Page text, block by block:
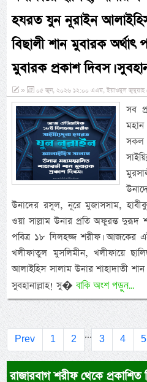
হযরত যুন নূরাইন
বিছালী শান মুবারক অর্থাৎ
মুবারক প্রকাশ দিবস।
» ০৫ জুন, ২০২৬ ১২:০০ এএম, ইয়াওমুল জুমুয়াহ
সব
সকল
উনাদের রসূল, নূরে মুজাসসাম,
ওয়া সাল্লাম উনার প্রতি অফুরন্ত
পবিত্র ১৮ যিলহজ্জ শরীফ। আজকের
খলীফাতুল মুসলিমীন, খলীফায়ে
আলাইহিস সালাম উনার শাহাদাতী শান
সুবহানাল্লাহ! সু�বাকি অংশ পড়ুন...
Prev 1 2 ... 3 4 5
রাজারবাগ শরীফ থেকে প্রকাশিত